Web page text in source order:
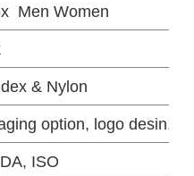
Men Women
& Nylon
option, logo
ISO